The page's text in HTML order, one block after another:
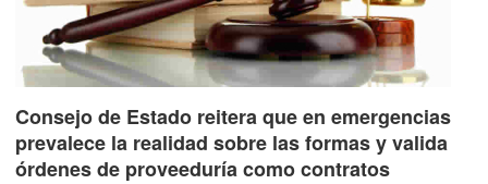
Consejo de Estado reitera que en emergencias
prevalece la realidad sobre las formas y valida
órdenes de proveeduría como contratos